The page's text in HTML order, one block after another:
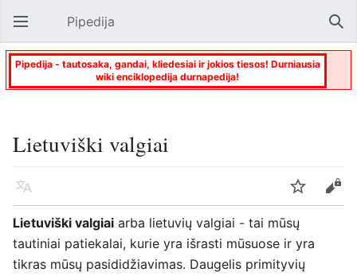
Atverti pagrindinį meniu Pipedija
Pipedija - tautosaka, gandai, kliedesiai ir jokios tiesos! Durniausia
wiki enciklopedija durnapedija!
Lietuviški valgiai
Kalba Stebėti
Keisti
Lietuviški valgiai arba lietuvių valgiai - tai mūsų
tautiniai patiekalai, kurie yra išrasti mūsuose ir yra
tikras mūsų pasididžiavimas. Daugelis primityvių